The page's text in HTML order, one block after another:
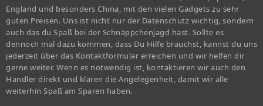
England und besonders China, mit den vielen Gadgets zu sehr
guten Preisen. Uns ist nicht nur der Datenschutz wichtig, sondern
auch das du Spaß bei der Schnäppchenjagd hast. Sollte es
dennoch mal dazu kommen, dass Du Hilfe brauchst, kannst du uns
jederzeit über das Kontaktformular erreichen und wir helfen dir
gerne weiter. Wenn es notwendig ist, kontaktieren wir auch den
Händler direkt und klären die Angelegenheit, damit wir alle
weiterhin Spaß am Sparen haben.